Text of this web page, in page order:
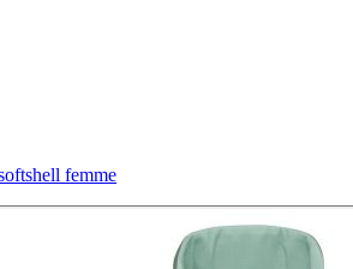
femme